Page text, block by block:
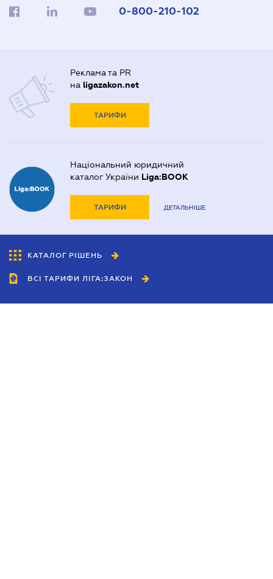
0-800-210-102
Реклама та PR
на ligazakon.net
ТАРИФИ
Національний юридичний
каталог України Liga:BOOK
ТАРИФИ ДЕТАЛЬНІШЕ
КАТАЛОГ РІШЕНЬ
ВСІ ТАРИФИ ЛІГА:ЗАКОН